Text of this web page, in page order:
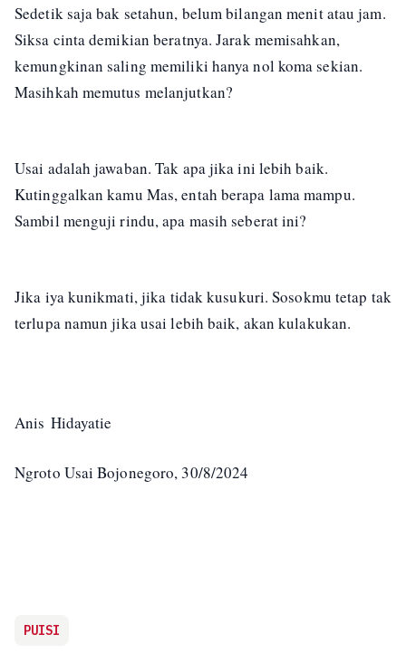
Sedetik saja bak setahun, belum bilangan menit atau jam.
Siksa cinta demikian beratnya. Jarak memisahkan,
kemungkinan saling memiliki hanya nol koma sekian.
Masihkah memutus melanjutkan?
Usai adalah jawaban. Tak apa jika ini lebih baik.
Kutinggalkan kamu Mas, entah berapa lama mampu.
Sambil menguji rindu, apa masih seberat ini?
Jika iya kunikmati, jika tidak kusukuri. Sosokmu tetap tak
terlupa namun jika usai lebih baik, akan kulakukan.
Anis Hidayatie
Ngroto Usai Bojonegoro, 30/8/2024
PUISI